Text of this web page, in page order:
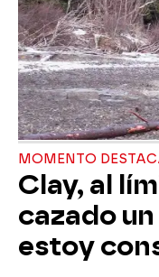
MOMENTO
Clay, al
cazado
estoy